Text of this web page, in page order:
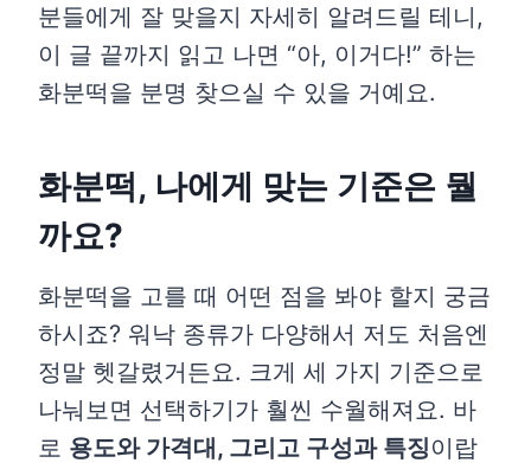
분들에게 잘 맞을지 자세히 알려드릴 테니,
이 글 끝까지 읽고 나면 “아, 이거다!” 하는
화분떡을 분명 찾으실 수 있을 거예요.
화분떡, 나에게 맞는 기준은 뭘
까요?
화분떡을 고를 때 어떤 점을 봐야 할지 궁금
하시죠? 워낙 종류가 다양해서 저도 처음엔
정말 헷갈렸거든요. 크게 세 가지 기준으로
나눠보면 선택하기가 훨씬 수월해져요. 바
로 용도와 가격대, 그리고 구성과 특징이랍